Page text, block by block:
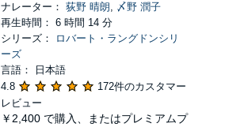
ナレーター： 荻野 晴朗, 〆野 潤子
再生時間： 6 時間 14 分
シリーズ：
ロバート・ラングドンシリ
ーズ
言語： 日本語
4.8
172件のカスタマー
レビュー
￥2,400 で購入、またはプレミアムプ